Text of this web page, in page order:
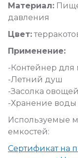
Материал:
давления
Цвет:
Применение:
-Контейнер для
-Летний душ
-Засолка овощей
-Хранение воды
Используемые
емкостей:
Сертификат на